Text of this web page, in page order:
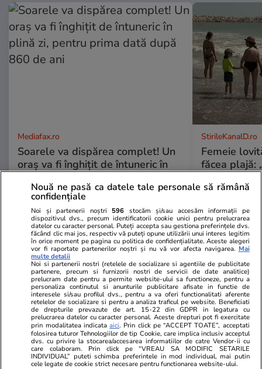
Mediafax.ro
Soarele va dispărea complet! Un
oraș va fi înghițit de întuneric în
860 de ani
StirileKanalD.ro
Femeie
făcea plajă:
PROMO
Nouă ne pasă ca datele tale personale să rămână
confidențiale
Noi și partenerii noștri 596 stocăm și/sau accesăm informații pe
dispozitivul dvs., precum identificatorii cookie unici pentru prelucrarea
datelor cu caracter personal. Puteți accepta sau gestiona preferințele dvs.
făcând clic mai jos, respectiv vă puteți opune utilizării unui interes legitim
în orice moment pe pagina cu politica de confidențialitate. Aceste alegeri
vor fi raportate partenerilor noștri și nu vă vor afecta navigarea. Mai
multe detalii
Noi si partenerii nostri (retelele de socializare si agentiile de publicitate
partenere, precum si furnizorii nostri de servicii de date analitice)
prelucram date pentru a permite website-ului sa functioneze, pentru a
personaliza continutul si anunturile publicitare afisate in functie de
interesele si/sau profilul dvs., pentru a va oferi functionalitati aferente
retelelor de socializare si pentru a analiza traficul pe website. Beneficiati
de drepturile prevazute de art. 15-22 din GDPR in legatura cu
prelucrarea datelor cu caracter personal. Aceste drepturi pot fi exercitate
prin modalitatea indicataaici. Prin click pe “ACCEPT TOATE”, acceptati
folosirea tuturor Tehnologiilor de tip Cookie, care implica inclusiv acceptul
dvs. cu privire la stocarea/accesarea informatiilor de catre Vendor-ii cu
care colaboram. Prin click pe “VREAU SA MODIFIC SETARILE
INDIVIDUAL” puteti schimba preferintele in mod individual, mai putin
cele legate de cookie strict necesare pentru functionarea website-ului.